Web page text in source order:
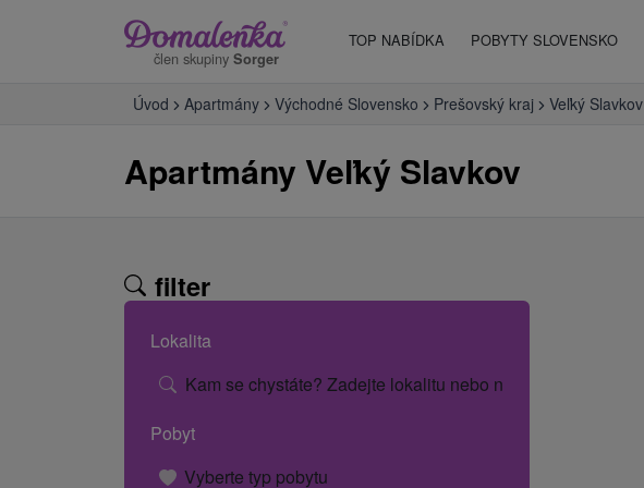
člen skupiny Sorger
TOP NABÍDKA POBYTY SLOVENSKO
Úvod Apartmány Východné Slovensko Prešovský kraj Veľký Slavkov
Apartmány Veľký Slavkov
filter
Lokalita
Kam se chystáte? Zadejte lokalitu nebo název hotelu.
Pobyt
Vyberte typ pobytu